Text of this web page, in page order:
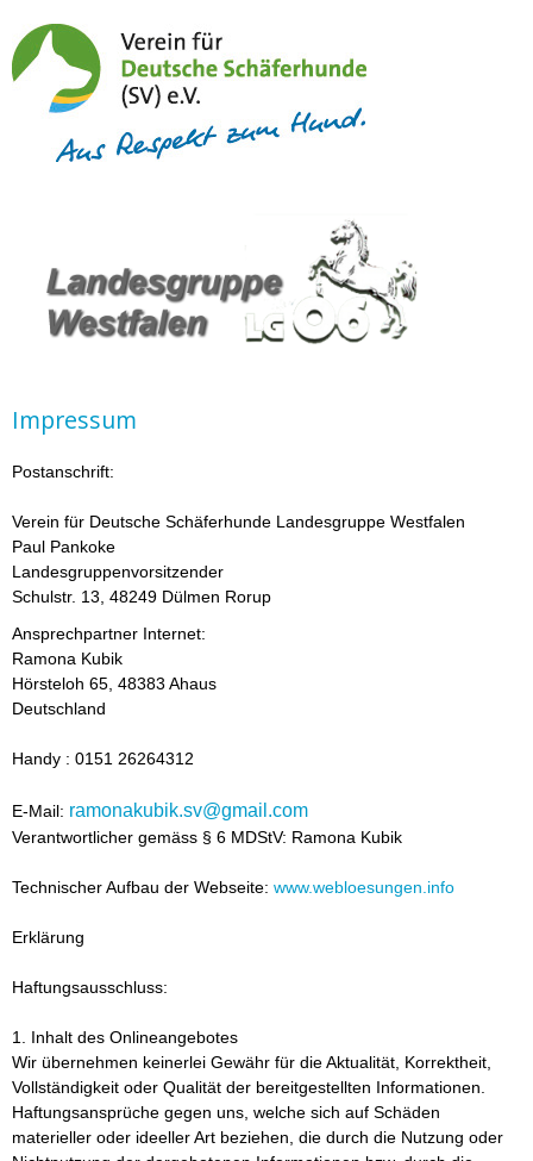
Impressum
Postanschrift:
Verein für Deutsche Schäferhunde Landesgruppe Westfalen
Paul Pankoke
Landesgruppenvorsitzender
Schulstr. 13, 48249 Dülmen Rorup
Ansprechpartner Internet:
Ramona Kubik
Hörsteloh 65, 48383 Ahaus
Deutschland
Handy : 0151 26264312
E-Mail: ramonakubik.sv@gmail.com
Verantwortlicher gemäss § 6 MDStV: Ramona Kubik
Technischer Aufbau der Webseite: www.webloesungen.info
Erklärung
Haftungsausschluss:
1. Inhalt des Onlineangebotes
Wir übernehmen keinerlei Gewähr für die Aktualität, Korrektheit,
Vollständigkeit oder Qualität der bereitgestellten Informationen.
Haftungsansprüche gegen uns, welche sich auf Schäden
materieller oder ideeller Art beziehen, die durch die Nutzung oder